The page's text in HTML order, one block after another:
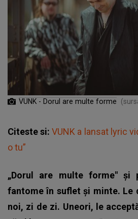
VUNK - Dorul are multe forme
Citeste si:VUNK a lansat lyric
o tu”
„Dorul are multe forme" și
fantome în suflet și minte. Le
noi, zi de zi. Uneori, le